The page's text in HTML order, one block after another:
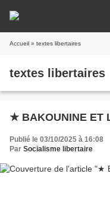
Accueil » textes libertaires
textes libertaires
★ BAKOUNINE ET
Publié le 03/10/2025 à 16:08
Par Socialisme libertaire